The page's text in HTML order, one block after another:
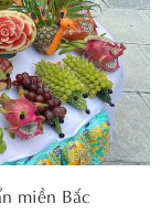
miền Bắc